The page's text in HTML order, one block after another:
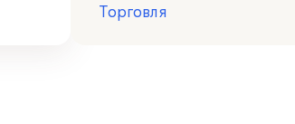
Торговля